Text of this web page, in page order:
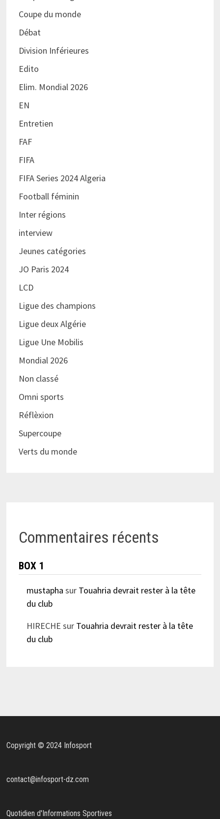
Coupe du monde
Débat
Division Inférieures
Edito
Elim. Mondial 2026
EN
Entretien
FAF
FIFA
FIFA Series 2024 Algeria
Football féminin
Inter régions
interview
Jeunes catégories
JO Paris 2024
LCD
Ligue des champions
Ligue deux Algérie
Ligue Une Mobilis
Mondial 2026
Non classé
Omni sports
Réflèxion
Supercoupe
Verts du monde
Commentaires récents
BOX 1
mustapha sur Touahria devrait rester à la tête
du club
HIRECHE sur Touahria devrait rester à la tête
du club
Copyright © 2024 Infosport
contact@infosport-dz.com
Quotidien d'Informations Sportives